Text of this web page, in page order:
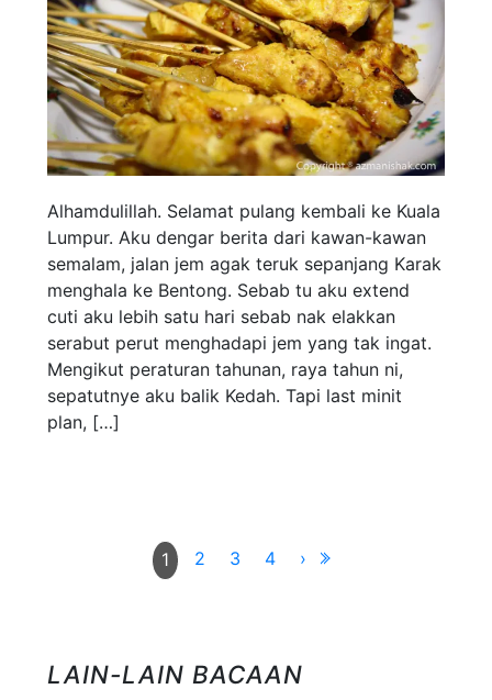
Alhamdulillah. Selamat pulang kembali ke Kuala
Lumpur. Aku dengar berita dari kawan-kawan
semalam, jalan jem agak teruk sepanjang Karak
menghala ke Bentong. Sebab tu aku extend
cuti aku lebih satu hari sebab nak elakkan
serabut perut menghadapi jem yang tak ingat.
Mengikut peraturan tahunan, raya tahun ni,
sepatutnye aku balik Kedah. Tapi last minit
plan, […]
1 2 3 4 ›
LAIN-LAIN BACAAN